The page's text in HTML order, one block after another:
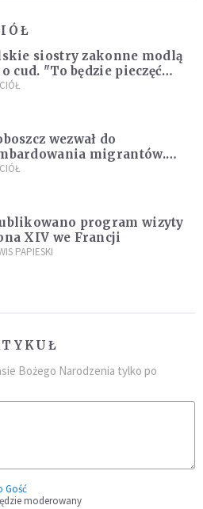
siostry zakonne modlą
o cud. "To będzie pieczęć
Boga dla naszej wiary"
wezwał do
migrantów.
ogień przeciwko
program wizyty
XIV we Francji
PAPIESKI
Bożego Narodzenia tylko po
Gość
moderowany